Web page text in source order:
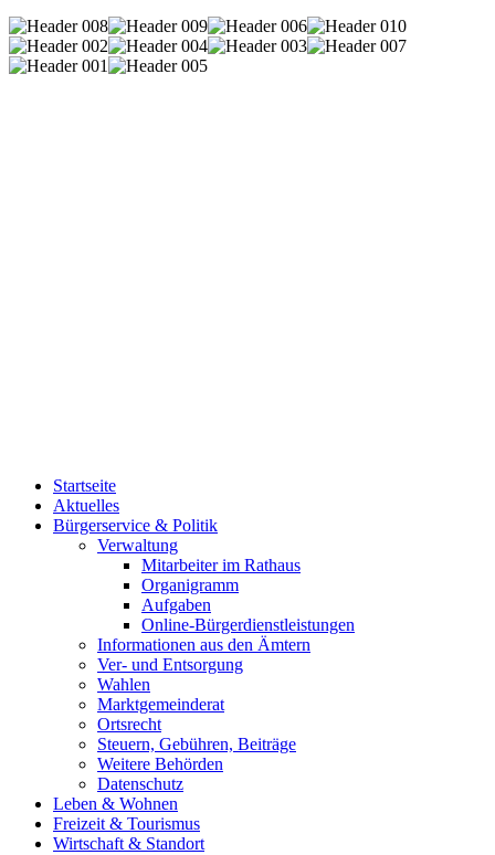
Startseite
Aktuelles
Bürgerservice & Politik
Verwaltung
Mitarbeiter im Rathaus
Organigramm
Aufgaben
Online-Bürgerdienstleistungen
Informationen aus den Ämtern
Ver- und Entsorgung
Wahlen
Marktgemeinderat
Ortsrecht
Steuern, Gebühren, Beiträge
Weitere Behörden
Datenschutz
Leben & Wohnen
Freizeit & Tourismus
Wirtschaft & Standort